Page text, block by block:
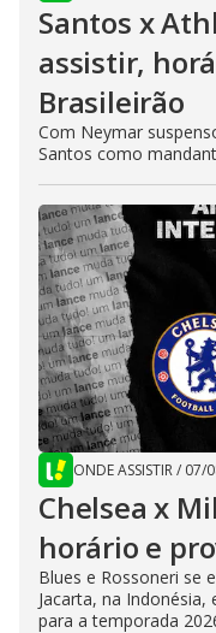
Santos x
assistir,
Brasileirão
Com Neymar
Santos como
ONDE ASSISTIR/ 07/
Chelsea x
horário e
Blues e Rossoneri se
Jacarta, na
para a temporada